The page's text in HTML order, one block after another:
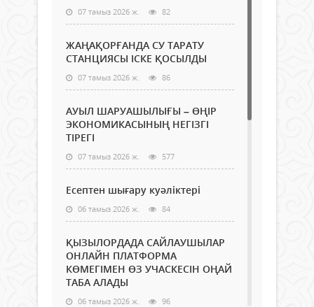
07 тамыз 2026 ж. 82
ЖАҢАҚОРҒАНДА СУ ТАРАТУ
СТАНЦИЯСЫ ІСКЕ ҚОСЫЛДЫ
07 тамыз 2026 ж. 86
АУЫЛ ШАРУАШЫЛЫҒЫ – ӨҢІР
ЭКОНОМИКАСЫНЫҢ НЕГІЗГІ
ТІРЕГІ
07 тамыз 2026 ж. 577
Есептен шығару куәліктері
06 тамыз 2026 ж. 84
ҚЫЗЫЛОРДАДА САЙЛАУШЫЛАР
ОНЛАЙН ПЛАТФОРМА
КӨМЕГІМЕН ӨЗ УЧАСКЕСІН ОҢАЙ
ТАБА АЛАДЫ
06 тамыз 2026 ж. 96